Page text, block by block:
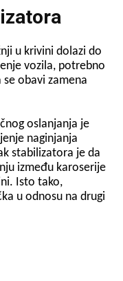
u krivini dolazi do
vozila, potrebno
obavi zamena
oslanjanja je
naginjanja
stabilizatora je da
između karoserije
Isto tako,
u odnosu na drugi